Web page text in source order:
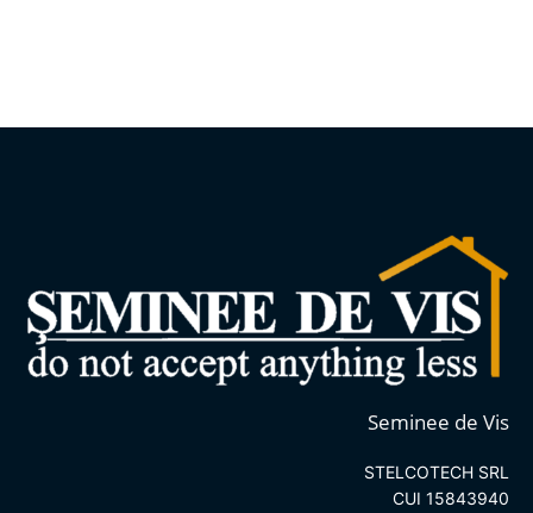
Seminee de Vis
STELCOTECH SRL
CUI 15843940